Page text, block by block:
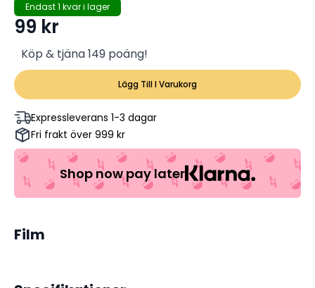
Endast 1 kvar i lager
99 kr
Köp & tjäna 149 poäng!
Lägg Till I Varukorg
Expressleverans 1-3 dagar
Fri frakt över 999 kr
Shop now pay later
Film